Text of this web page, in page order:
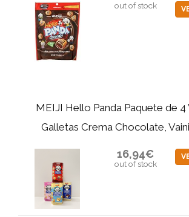
out of stock
MEIJI Hello Panda Paquete de 4
Galletas Crema Chocolate,
16,94€
out of stock